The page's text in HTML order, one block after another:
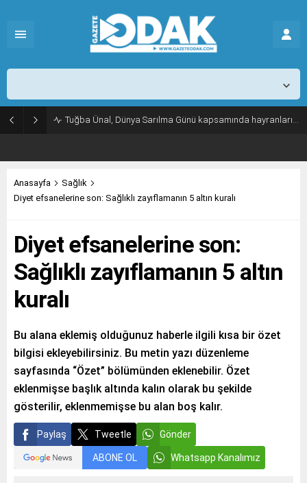
Tuğba Ünal, Dünya Sarılma Günü kapsamında hayranlarıyla buluştu
Anasayfa
Sağlık
Diyet efsanelerine son: Sağlıklı zayıflamanın 5 altın kuralı
Diyet efsanelerine son:
Sağlıklı zayıflamanın 5 altın
kuralı
Bu alana eklemiş olduğunuz haberle ilgili kısa bir özet
bilgisi ekleyebilirsiniz. Bu metin yazı düzenleme
sayfasında “Özet” bölümünden eklenebilir. Özet
eklenmişse başlık altında kalın olarak bu şekilde
gösterilir, eklenmemişse bu alan boş kalır.
Paylaş Tweetle Gönder
ABONE OL Whatsapp Kanalımız